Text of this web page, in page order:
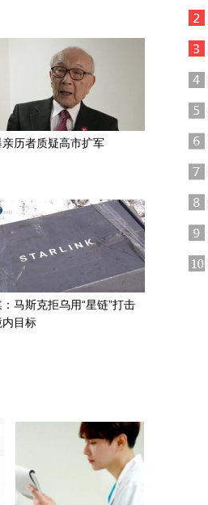
亲历者质疑高市扩军
：马斯克拒乌用“星链”打击
内目标